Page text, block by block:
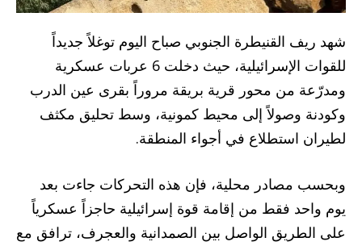
شهد ريف القنيطرة الجنوبي صباح اليوم توغلاً جديداً
للقوات الإسرائيلية، حيث دخلت 6 عربات عسكرية
ومدرّعة من محور قرية بريقة مروراً بقرى عين الدرب
وكودنة وصولاً إلى محيط كمونية، وسط تحليق مكثف
لطيران استطلاع في أجواء المنطقة.
وبحسب مصادر محلية، فإن هذه التحركات جاءت بعد
يوم واحد فقط من إقامة قوة إسرائيلية حاجزاً عسكرياً
على الطريق الواصل بين الصمدانية والعجرف، ترافق مع